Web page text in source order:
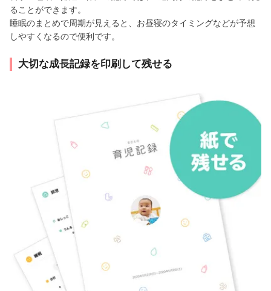
ることができます。
睡眠のまとめで周期が見えると、お昼寝のタイミングなどが予想
しやすくなるので便利です。
大切な成長記録を印刷して残せる